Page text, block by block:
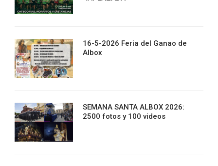
16-5-2026 Feria del Ganao de
Albox
SEMANA SANTA ALBOX 2026:
2500 fotos y 100 videos